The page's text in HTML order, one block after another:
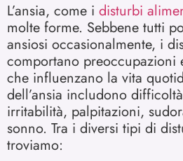
L’ansia, come i disturbi
molte forme. Sebbene tutti
ansiosi occasionalmente, i
comportano preoccupazioni
che influenzano la vita
dell’ansia includono
irritabilità, palpitazioni,
sonno. Tra i diversi tipi di
troviamo: